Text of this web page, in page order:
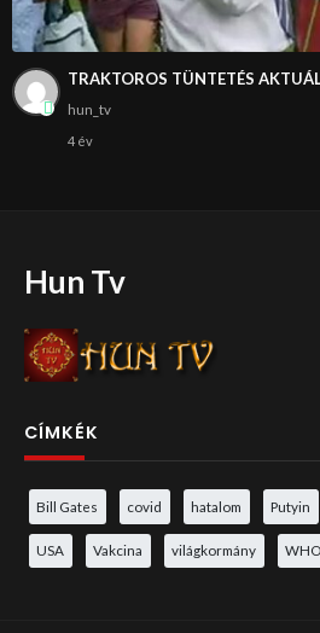
TRAKTOROS TÜNTETÉS
hun_tv
4 év
Hun Tv
CÍMKÉK
Bill Gates covid hatalom Putyin
USA Vakcina világkormány WHO